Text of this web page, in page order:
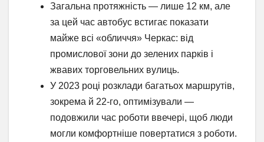
Загальна протяжність — лише 12 км, але
за цей час автобус встигає показати
майже всі «обличчя» Черкас: від
промислової зони до зелених парків і
жвавих торговельних вулиць.
У 2023 році розклади багатьох маршрутів,
зокрема й 22-го, оптимізували —
подовжили час роботи ввечері, щоб люди
могли комфортніше повертатися з роботи.